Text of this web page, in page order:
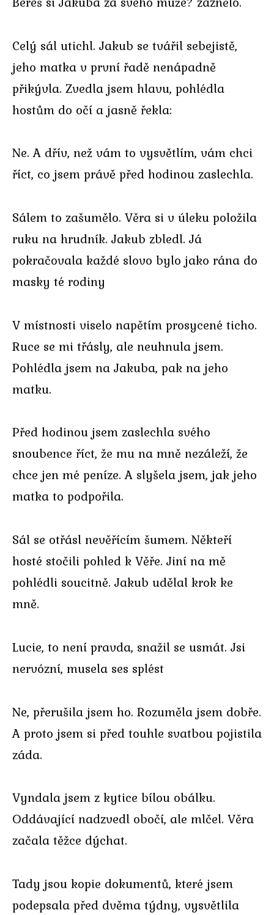
Celý sál utichl. Jakub se tvářil sebejistě,
jeho matka v první řadě nenápadně
přikývla. Zvedla jsem hlavu, pohlédla
hostům do očí a jasně řekla:
Ne. A dřív, než vám to vysvětlím, vám chci
říct, co jsem právě před hodinou zaslechla.
Sálem to zašumělo. Věra si v úleku položila
ruku na hrudník. Jakub zbledl. Já
pokračovala každé slovo bylo jako rána do
masky té rodiny
V místnosti viselo napětím prosycené ticho.
Ruce se mi třásly, ale neuhnula jsem.
Pohlédla jsem na Jakuba, pak na jeho
matku.
Před hodinou jsem zaslechla svého
snoubence říct, že mu na mně nezáleží, že
chce jen mé peníze. A slyšela jsem, jak jeho
matka to podpořila.
Sál se otřásl nevěřícím šumem. Někteří
hosté stočili pohled k Věře. Jiní na mě
pohlédli soucitně. Jakub udělal krok ke
mně.
Lucie, to není pravda, snažil se usmát. Jsi
nervózní, musela ses splést
Ne, přerušila jsem ho. Rozuměla jsem dobře.
A proto jsem si před touhle svatbou pojistila
záda.
Vyndala jsem z kytice bílou obálku.
Oddávající nadzvedl obočí, ale mlčel. Věra
začala těžce dýchat.
Tady jsou kopie dokumentů, které jsem
podepsala před dvěma týdny, vysvětlila